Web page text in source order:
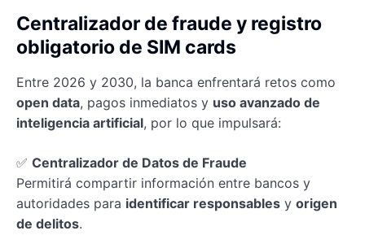
Centralizador de fraude y registro
obligatorio de SIM cards
Entre 2026 y 2030, la banca enfrentará retos como
open data, pagos inmediatos y uso avanzado de
inteligencia artificial, por lo que impulsará:
✅ Centralizador de Datos de Fraude
Permitirá compartir información entre bancos y
autoridades para identificar responsables y origen
de delitos.